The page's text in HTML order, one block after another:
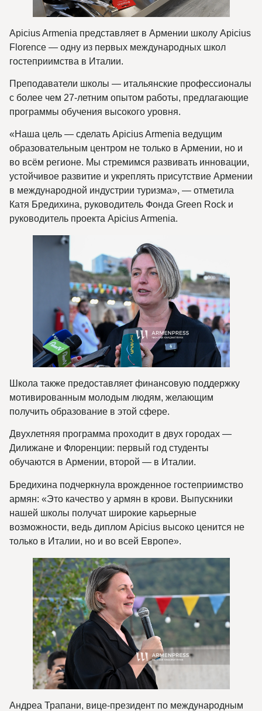
Apicius Armenia представляет в Армении школу Apicius
Florence — одну из первых международных школ
гостеприимства в Италии.
Преподаватели школы — итальянские профессионалы
с более чем 27-летним опытом работы, предлагающие
программы обучения высокого уровня.
«Наша цель — сделать Apicius Armenia ведущим
образовательным центром не только в Армении, но и
во всём регионе. Мы стремимся развивать инновации,
устойчивое развитие и укреплять присутствие Армении
в международной индустрии туризма», — отметила
Катя Бредихина, руководитель Фонда Green Rock и
руководитель проекта Apicius Armenia.
Школа также предоставляет финансовую поддержку
мотивированным молодым людям, желающим
получить образование в этой сфере.
Двухлетняя программа проходит в двух городах —
Дилижане и Флоренции: первый год студенты
обучаются в Армении, второй — в Италии.
Бредихина подчеркнула врожденное гостеприимство
армян: «Это качество у армян в крови. Выпускники
нашей школы получат широкие карьерные
возможности, ведь диплом Apicius высоко ценится не
только в Италии, но и во всей Европе».
Андреа Трапани, вице-президент по международным